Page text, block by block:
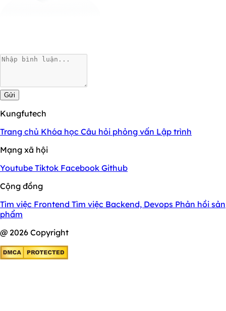
Gửi
Kungfutech
Trang chủ Khóa học Câu hỏi phỏng vấn Lập trình
Mạng xã hội
Youtube Tiktok Facebook Github
Cộng đồng
Tìm việc Frontend Tìm việc Backend, Devops Phản hồi sản
phẩm
@ 2026 Copyright